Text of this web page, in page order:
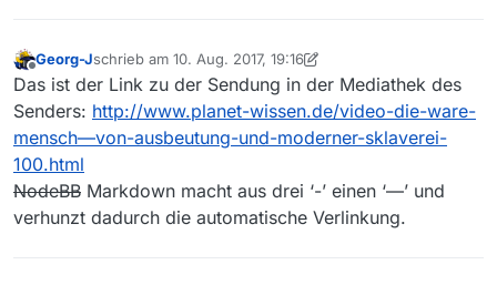
Offline
Georg-Jschrieb am 10. Aug. 2017, 19:16
zuletzt editiert von Georg-J8. Okt. 2017, 21:35
Das ist der Link zu der Sendung in der Mediathek des
Senders: http://www.planet-wissen.de/video-die-ware-
mensch—von-ausbeutung-und-moderner-sklaverei-
100.html
NodeBB Markdown macht aus drei ‘-’ einen ‘—’ und
verhunzt dadurch die automatische Verlinkung.